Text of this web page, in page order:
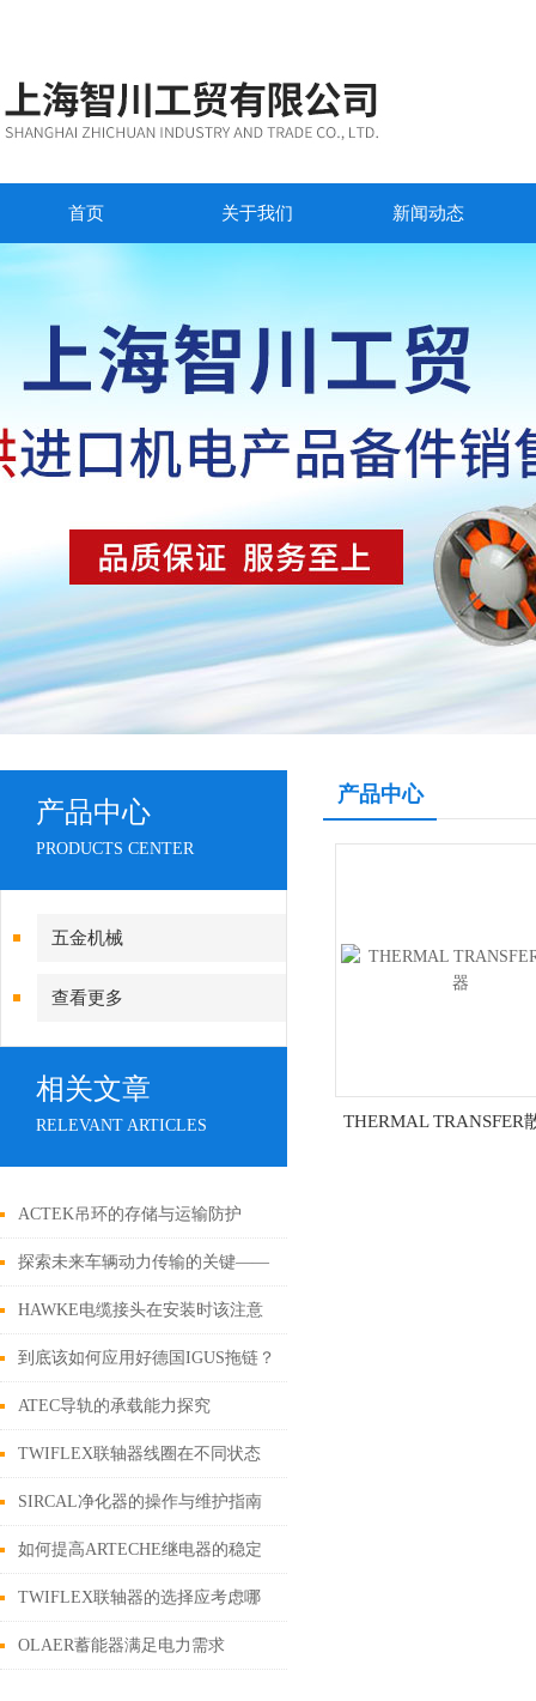
首页 关于我们 新闻动态
产品中心
PRODUCTS CENTER
五金机械
查看更多
相关文章
RELEVANT ARTICLES
ACTEK吊环的存储与运输防护
探索未来车辆动力传输的关键——
Haldex离合器
HAWKE电缆接头在安装时该注意
些什么？
到底该如何应用好德国IGUS拖链？
ATEC导轨的承载能力探究
TWIFLEX联轴器线圈在不同状态
下的工作状态
SIRCAL净化器的操作与维护指南
如何提高ARTECHE继电器的稳定
性？
TWIFLEX联轴器的选择应考虑哪
些问题？
OLAER蓄能器满足电力需求
产品中心
THERMAL TRANSFER